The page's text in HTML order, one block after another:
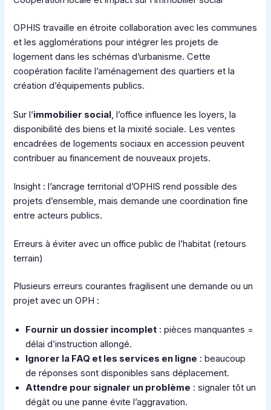
OPHIS travaille en étroite collaboration avec les communes
et les agglomérations pour intégrer les projets de
logement dans les schémas d’urbanisme. Cette
coopération facilite l’aménagement des quartiers et la
création d’équipements publics.
Sur l’immobilier social, l’office influence les loyers, la
disponibilité des biens et la mixité sociale. Les ventes
encadrées de logements sociaux en accession peuvent
contribuer au financement de nouveaux projets.
Insight : l’ancrage territorial d’OPHIS rend possible des
projets d’ensemble, mais demande une coordination fine
entre acteurs publics.
Erreurs à éviter avec un office public de l’habitat (retours
terrain)
Plusieurs erreurs courantes fragilisent une demande ou un
projet avec un OPH :
Fournir un dossier incomplet : pièces manquantes =
délai d’instruction allongé.
Ignorer la FAQ et les services en ligne : beaucoup
de réponses sont disponibles sans déplacement.
Attendre pour signaler un problème : signaler tôt un
dégât ou une panne évite l’aggravation.